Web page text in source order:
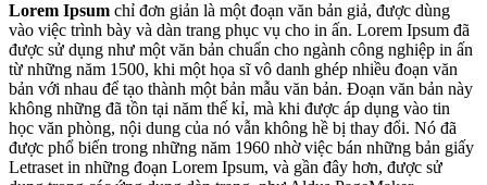
Lorem Ipsum chỉ đơn giản là một đoạn văn bản giả, được dùng
vào việc trình bày và dàn trang phục vụ cho in ấn. Lorem Ipsum đã
được sử dụng như một văn bản chuẩn cho ngành công nghiệp in ấn
từ những năm 1500, khi một họa sĩ vô danh ghép nhiều đoạn văn
bản với nhau để tạo thành một bản mẫu văn bản. Đoạn văn bản này
không những đã tồn tại năm thế kỉ, mà khi được áp dụng vào tin
học văn phòng, nội dung của nó vẫn không hề bị thay đổi. Nó đã
được phổ biến trong những năm 1960 nhờ việc bán những bản giấy
Letraset in những đoạn Lorem Ipsum, và gần đây hơn, được sử